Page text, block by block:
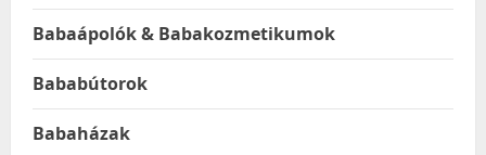
Babaápolók & Babakozmetikumok
Bababútorok
Babaházak